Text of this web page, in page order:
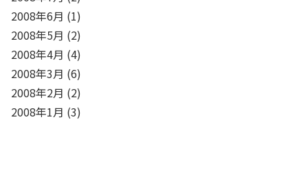
2008年6月 (1)
2008年5月 (2)
2008年4月 (4)
2008年3月 (6)
2008年2月 (2)
2008年1月 (3)